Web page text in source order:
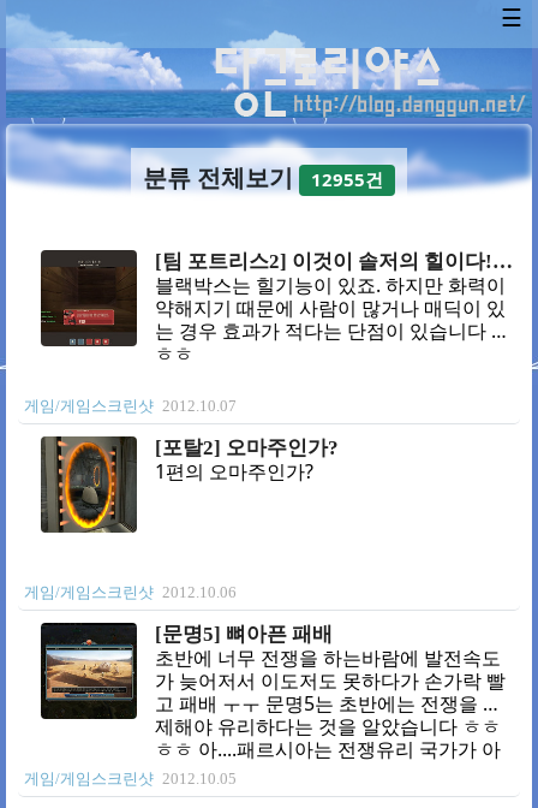
☰
분류 전체보기 12955건
[팀 포트리스2] 이것이 솔저의 힐이다!!!!!!
블랙박스는 힐기능이 있죠. 하지만 화력이
약해지기 때문에 사람이 많거나 매딕이 있
는 경우 효과가 적다는 단점이 있습니다 ㅎ
ㅎㅎ
게임/게임스크린샷 2012.10.07
[포탈2] 오마주인가?
1편의 오마주인가?
게임/게임스크린샷 2012.10.06
[문명5] 뼈아픈 패배
초반에 너무 전쟁을 하는바람에 발전속도
가 늦어저서 이도저도 못하다가 손가락 빨
고 패배 ㅜㅜ 문명5는 초반에는 전쟁을 자
제해야 유리하다는 것을 알았습니다 ㅎㅎ
ㅎㅎ 아....패르시아는 전쟁유리 국가가 아
니였어;;;
게임/게임스크린샷 2012.10.05